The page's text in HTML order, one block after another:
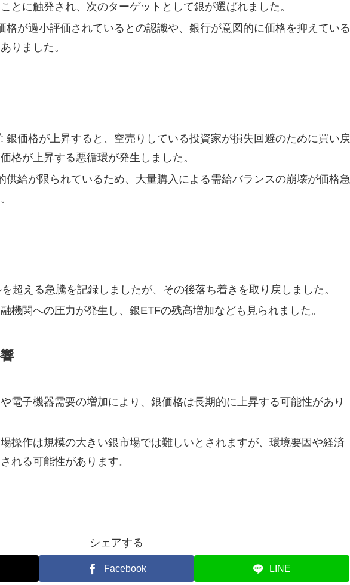
とに触発され、次のターゲットとして銀が選ばれました。
格が過小評価されているとの認識や、銀行が意図的に価格を抑えている
りました。
: 銀価格が上昇すると、空売りしている投資家が損失回避のために買い戻
格が上昇する悪循環が発生しました。
供給が限られているため、大量購入による需給バランスの崩壊が価格急
超える急騰を記録しましたが、その後落ち着きを取り戻しました。
機関への圧力が発生し、銀ETFの残高増加なども見られました。
電子機器需要の増加により、銀価格は長期的に上昇する可能性があり
操作は規模の大きい銀市場では難しいとされますが、環境要因や経済
れる可能性があります。
シェアする
Facebook LINE